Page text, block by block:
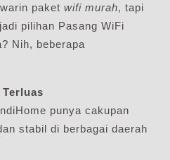
paket wifi murah, tapi
pilihan Pasang WiFi
Nih, beberapa
punya cakupan
stabil di berbagai daerah